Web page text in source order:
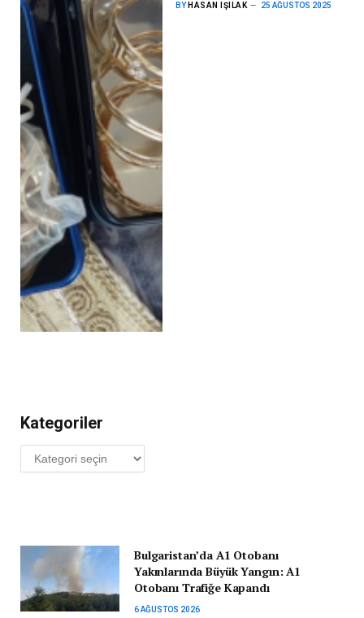
BY HASAN IŞILAK 25 AĞUSTOS 2025
Kategoriler
Kategoriler
Bulgaristan’da A1 Otobanı
Yakınlarında Büyük Yangın: A1
Otobanı Trafiğe Kapandı
6 AĞUSTOS 2026